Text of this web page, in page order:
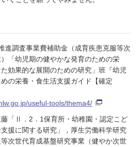
進調査事業費補助金（成育疾患克服等次
「幼児期の健やかな発育のための栄
効果的な展開のための研究」班『幼児
の栄養・食生活支援ガイド【確定
useful-tools/thema4/
「Ⅱ．2．1保育所・幼稚園・認定こど
援に関する研究」，厚生労働科学研究
次世代育成基盤研究事業（健やか次世